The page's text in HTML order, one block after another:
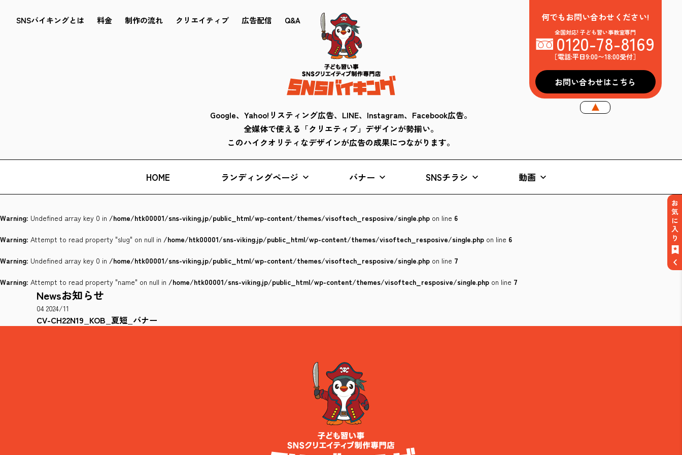
Google、Yahoo!リスティング広告、LINE、Instagram、Facebook広告。
全媒体で使える「クリエティブ」デザインが勢揃い。
このハイクオリティなデザインが広告の成果につながります。
SNSバイキングとは 料金 制作の流れ クリエイティブ 広告配信 Q&A 何でもお問い合わせください!
全国対応! 子ども習い事教室専門
0120-78-8169
［電話:平日9:00〜18:00受付］
お問い合わせはこちら
HOME ランディングページ バナー SNSチラシ 動画
Warning: Undefined array key 0 in /home/htk00001/sns-viking.jp/public_html/wp-content/themes/visoftech_resposive/single.php on line 6
Warning: Attempt to read property "slug" on null in /home/htk00001/sns-viking.jp/public_html/wp-content/themes/visoftech_resposive/single.php on line 6
Warning: Undefined array key 0 in /home/htk00001/sns-viking.jp/public_html/wp-content/themes/visoftech_resposive/single.php on line 7
Warning: Attempt to read property "name" on null in /home/htk00001/sns-viking.jp/public_html/wp-content/themes/visoftech_resposive/single.php on line 7
Newsお知らせ
04 2024/11
CV-CH22N19_KOB_夏短_バナー
お気に入り